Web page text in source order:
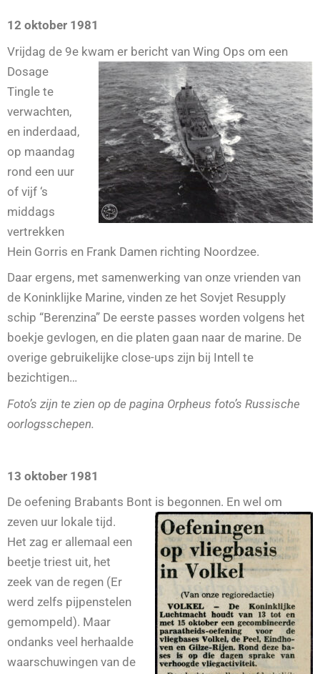
12 oktober 1981
Vrijdag de 9e kwam er bericht van Wing Ops om een
Dosage
Tingle te
verwachten,
en inderdaad,
op maandag
rond een uur
of vijf ‘s
middags
vertrekken
Hein Gorris en Frank Damen richting Noordzee.
Daar ergens, met samenwerking van onze vrienden van
de Koninklijke Marine, vinden ze het Sovjet Resupply
schip “Berenzina” De eerste passes worden volgens het
boekje gevlogen, en die platen gaan naar de marine. De
overige gebruikelijke close-ups zijn bij Intell te
bezichtigen…
Foto’s zijn te zien op de pagina Orpheus foto’s Russische
oorlogsschepen.
13 oktober 1981
De oefening Brabants Bont is begonnen. En wel om
zeven uur lokale tijd.
Het zag er allemaal een
beetje triest uit, het
zeek van de regen (Er
werd zelfs pijpenstelen
gemompeld). Maar
ondanks veel herhaalde
waarschuwingen van de